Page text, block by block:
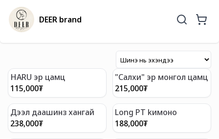
DEER brand
HARU эр цамц
115,000₮
"Салхи" эр монгол цамц
215,000₮
Дээл даашинз хангай
238,000₮
Long PT kимоно
188,000₮